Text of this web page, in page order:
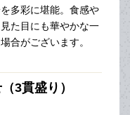
多彩に堪能。食感や
た目にも華やかな一
合がございます。
3貫盛り）